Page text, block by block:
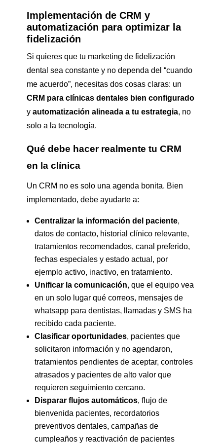
Implementación de CRM y
automatización para optimizar la
fidelización
Si quieres que tu marketing de fidelización
dental sea constante y no dependa del “cuando
me acuerdo”, necesitas dos cosas claras: un
CRM para clínicas dentales bien configurado
y automatización alineada a tu estrategia, no
solo a la tecnología.
Qué debe hacer realmente tu CRM
en la clínica
Un CRM no es solo una agenda bonita. Bien
implementado, debe ayudarte a:
Centralizar la información del paciente,
datos de contacto, historial clínico relevante,
tratamientos recomendados, canal preferido,
fechas especiales y estado actual, por
ejemplo activo, inactivo, en tratamiento.
Unificar la comunicación, que el equipo vea
en un solo lugar qué correos, mensajes de
whatsapp para dentistas, llamadas y SMS ha
recibido cada paciente.
Clasificar oportunidades, pacientes que
solicitaron información y no agendaron,
tratamientos pendientes de aceptar, controles
atrasados y pacientes de alto valor que
requieren seguimiento cercano.
Disparar flujos automáticos, flujo de
bienvenida pacientes, recordatorios
preventivos dentales, campañas de
cumpleaños y reactivación de pacientes